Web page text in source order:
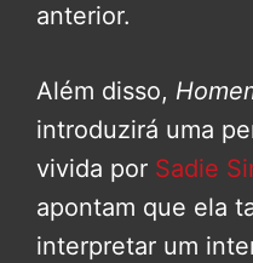
anterior.
Além disso,
introduzirá uma
vivida por Sadie
apontam que ela
interpretar um